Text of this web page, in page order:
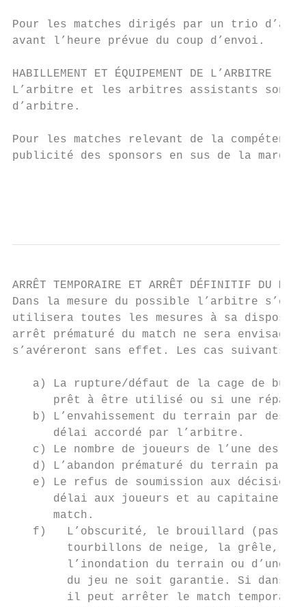
Pour les matches dirigés par un trio
avant l’heure prévue du coup d’envoi.
HABILLEMENT ET ÉQUIPEMENT DE L’ARBITRE
L’arbitre et les arbitres assistants sont
d’arbitre.
Pour les matches relevant de la
publicité des sponsors en sus de la marque
ARRÊT TEMPORAIRE ET ARRÊT DÉFINITIF DU
Dans la mesure du possible l’arbitre
utilisera toutes les mesures à sa
arrêt prématuré du match ne sera envisagé
s’avéreront sans effet. Les cas suivants
a) La rupture/défaut de la cage de
prêt à être utilisé ou si une
b) L’envahissement du terrain par des
      délai accordé par l’arbitre.
c) Le nombre de joueurs de l’une des
d) L’abandon prématuré du terrain par
e) Le refus de soumission aux
délai aux joueurs et au capitaine
      match.
f)   L’obscurité, le brouillard (pas
tourbillons de neige, la grêle,
l’inondation du terrain ou d’une
du jeu ne soit garantie. Si dans
il peut arrêter le match